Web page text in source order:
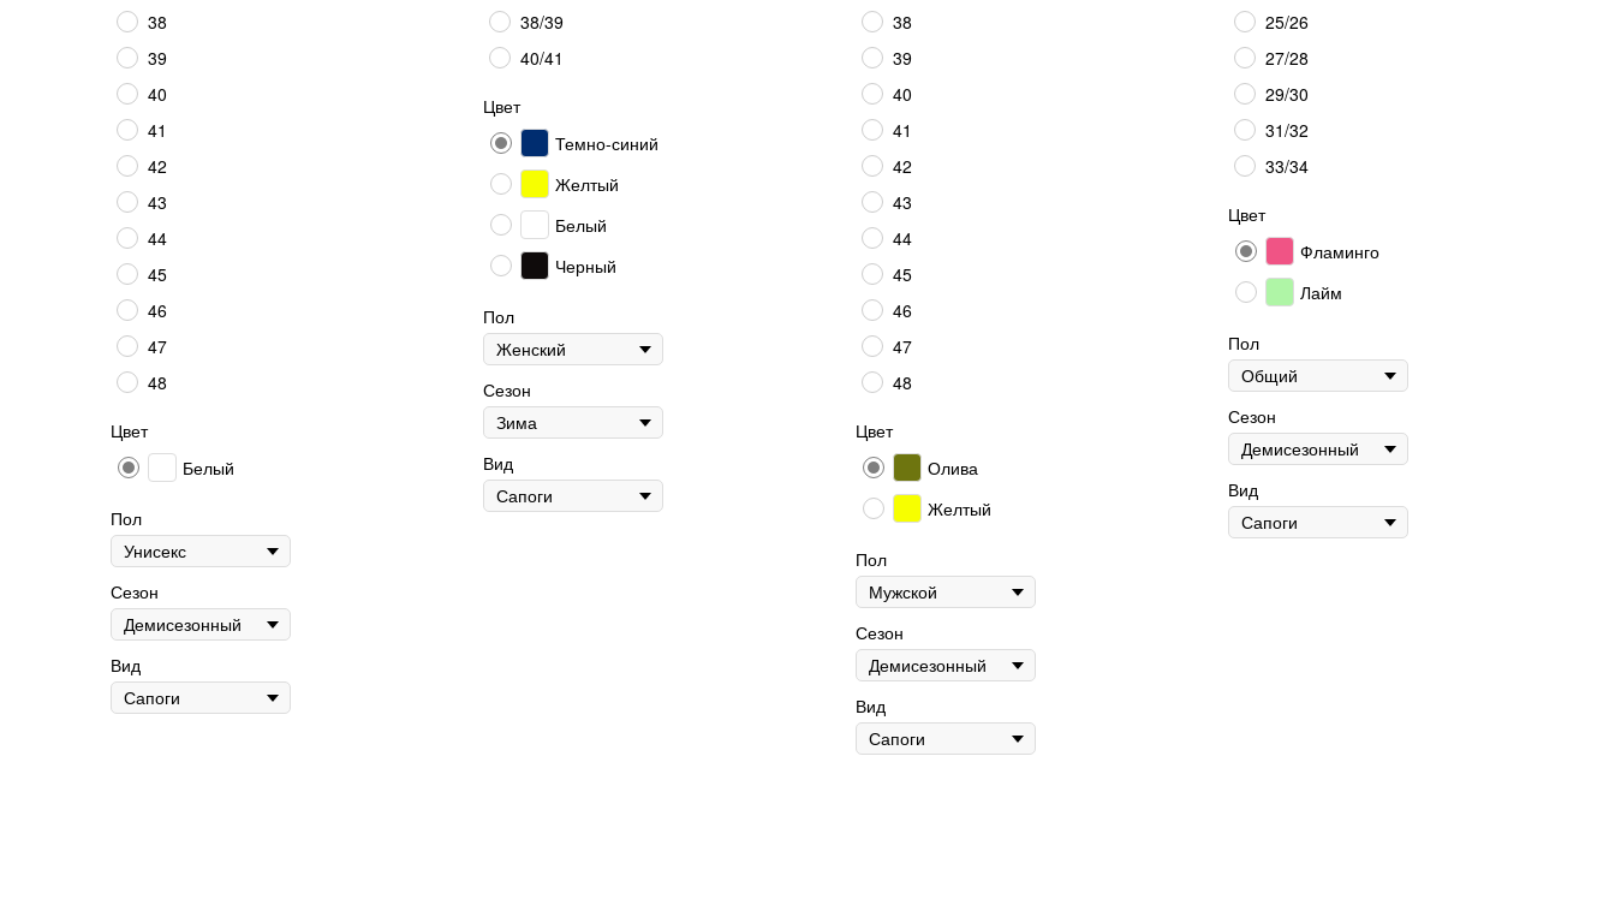
38
39
40
41
42
43
44
45
46
47
48
Цвет
Белый
Пол
Сезон
Вид
38/39
40/41
Цвет
Темно-синий
Желтый
Белый
Черный
Пол
Сезон
Вид
38
39
40
41
42
43
44
45
46
47
48
Цвет
Олива
Желтый
Пол
Сезон
Вид
25/26
27/28
29/30
31/32
33/34
Цвет
Фламинго
Лайм
Пол
Сезон
Вид